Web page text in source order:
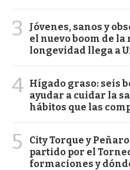
3
Jóvenes, sanos y
el nuevo boom de
longevidad llega a
4 Hígado graso: seis
ayudar a cuidar la
hábitos que las
5
City Torque y
partido por el
formaciones y